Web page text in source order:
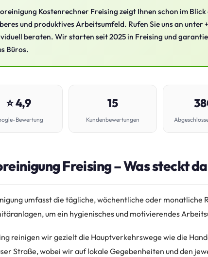
Kostenrechner Freising zeigt Ihnen schon im
und produktives Arbeitsumfeld. Rufen Sie uns an unter
beraten. Wir starten seit 2025 in Freising und
Büros.
⭐ 4,9
Bewertung
15
Kundenbewertungen
Freising – Was steckt
umfasst die tägliche, wöchentliche oder monatliche
um ein hygienisches und motivierendes
reinigen wir gezielt die Hauptverkehrswege wie die
Straße, wobei wir auf lokale Gegebenheiten und den